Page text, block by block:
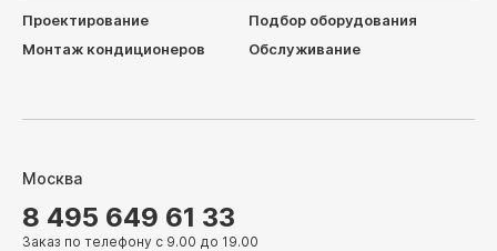
Проектирование
Подбор оборудования
Монтаж кондиционеров
Обслуживание
Москва
8 495 649 61 33
Заказ по телефону с 9.00 до 19.00